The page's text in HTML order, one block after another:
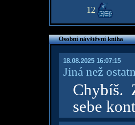
12
Osobní návštěvní kniha
18.08.2025 16:07:15
Jiná než
Chybíš.
sebe